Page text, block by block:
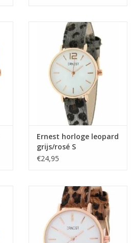
Ernest horloge leopard
grijs/rosé S
€24,95